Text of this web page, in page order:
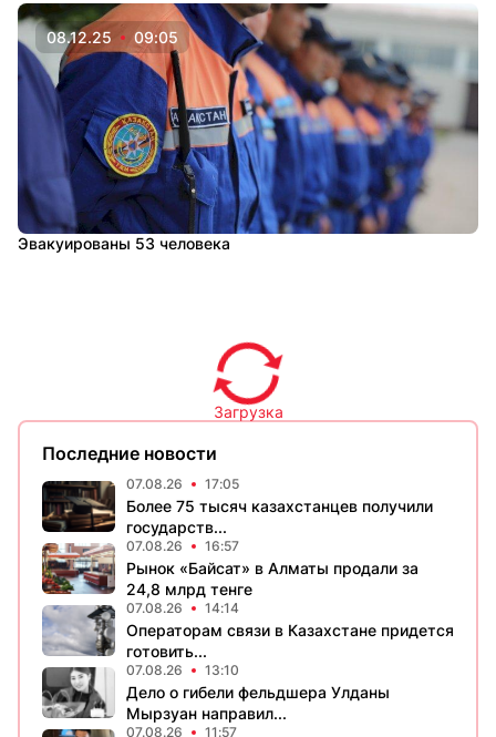
08.12.25 09:05
Эвакуированы 53 человека
Загрузка
Последние новости
07.08.26 17:05
Более 75 тысяч казахстанцев получили
государств...
07.08.26 16:57
Рынок «Байсат» в Алматы продали за
24,8 млрд тенге
07.08.26 14:14
Операторам связи в Казахстане придется
готовить...
07.08.26 13:10
Дело о гибели фельдшера Улданы
Мырзуан направил...
07.08.26 11:57